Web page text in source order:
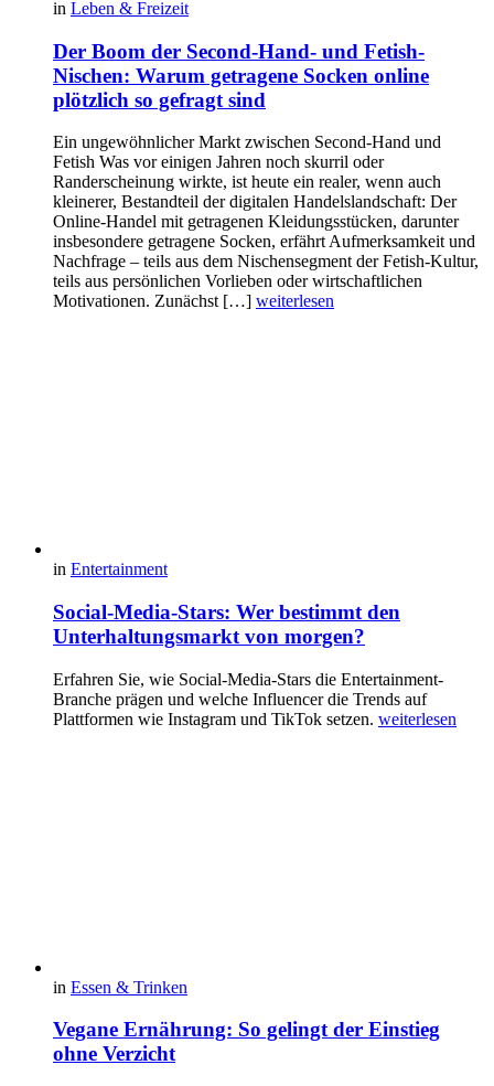
in Leben & Freizeit
Der Boom der Second-Hand- und Fetish-
Nischen: Warum getragene Socken online
plötzlich so gefragt sind
Ein ungewöhnlicher Markt zwischen Second-Hand und
Fetish Was vor einigen Jahren noch skurril oder
Randerscheinung wirkte, ist heute ein realer, wenn auch
kleinerer, Bestandteil der digitalen Handelslandschaft: Der
Online-Handel mit getragenen Kleidungsstücken, darunter
insbesondere getragene Socken, erfährt Aufmerksamkeit und
Nachfrage – teils aus dem Nischensegment der Fetish-Kultur,
teils aus persönlichen Vorlieben oder wirtschaftlichen
Motivationen. Zunächst […] weiterlesen
in Entertainment
Social-Media-Stars: Wer bestimmt den
Unterhaltungsmarkt von morgen?
Erfahren Sie, wie Social-Media-Stars die Entertainment-
Branche prägen und welche Influencer die Trends auf
Plattformen wie Instagram und TikTok setzen. weiterlesen
in Essen & Trinken
Vegane Ernährung: So gelingt der Einstieg
ohne Verzicht